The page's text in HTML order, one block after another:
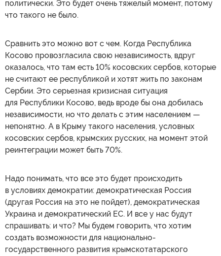
политически. Это будет очень тяжелый момент, потому
что такого не было.
Сравнить это можно вот с чем. Когда Республика
Косово провозгласила свою независимость, вдруг
оказалось, что там есть 10% косовских сербов, которые
не считают ее республикой и хотят жить по законам
Сербии. Это серьезная кризисная ситуация
для Республики Косово, ведь вроде бы она добилась
независимости, но что делать с этим населением —
непонятно. А в Крыму такого населения, условных
косовских сербов, крымских русских, на момент этой
реинтеграции может быть 70%.
Надо понимать, что все это будет происходить
в условиях демократии: демократическая Россия
(другая Россия на это не пойдет), демократическая
Украина и демократический ЕС. И все у нас будут
спрашивать: и что? Мы будем говорить, что хотим
создать возможности для национально-
государственного развития крымскотатарского